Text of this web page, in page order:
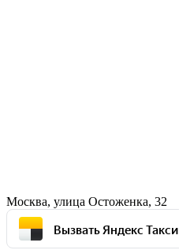
Москва, улица Остоженка, 32
Вызвать Яндекс Такси